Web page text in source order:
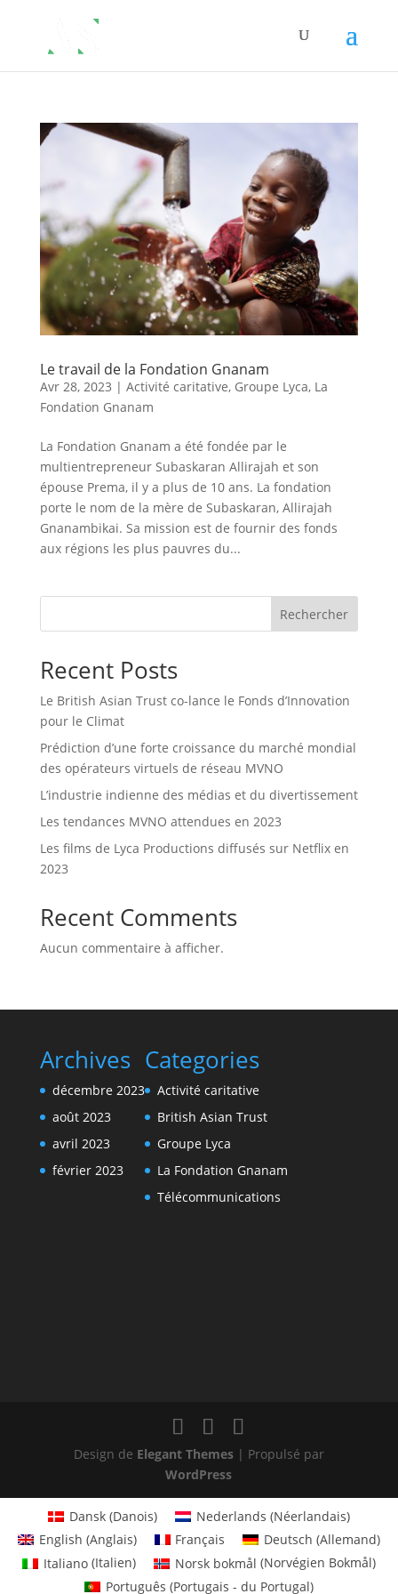
Le travail de la Fondation Gnanam
Avr 28, 2023 | Activité caritative, Groupe Lyca, La
Fondation Gnanam
La Fondation Gnanam a été fondée par le
multientrepreneur Subaskaran Allirajah et son
épouse Prema, il y a plus de 10 ans. La fondation
porte le nom de la mère de Subaskaran, Allirajah
Gnanambikai. Sa mission est de fournir des fonds
aux régions les plus pauvres du...
Rechercher
Recent Posts
Le British Asian Trust co-lance le Fonds d’Innovation
pour le Climat
Prédiction d’une forte croissance du marché mondial
des opérateurs virtuels de réseau MVNO
L’industrie indienne des médias et du divertissement
Les tendances MVNO attendues en 2023
Les films de Lyca Productions diffusés sur Netflix en
2023
Recent Comments
Aucun commentaire à afficher.
Archives
décembre 2023
août 2023
avril 2023
février 2023
Categories
Activité caritative
British Asian Trust
Groupe Lyca
La Fondation Gnanam
Télécommunications
Design de Elegant Themes| Propulsé par
WordPress
Dansk (Danois) Nederlands (Néerlandais)
English (Anglais) Français Deutsch (Allemand)
Italiano (Italien) Norsk bokmål (Norvégien Bokmål)
Português (Portugais - du Portugal)